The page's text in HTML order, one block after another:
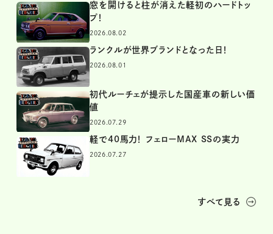
窓を開けると柱が消えた軽初のハードトッ
プ！
2026.08.02
ランクルが世界ブランドとなった日！
2026.08.01
初代ルーチェが提示した国産車の新しい価
値
2026.07.29
軽で40馬力！ フェローMAX SSの実力
2026.07.27
すべて見る